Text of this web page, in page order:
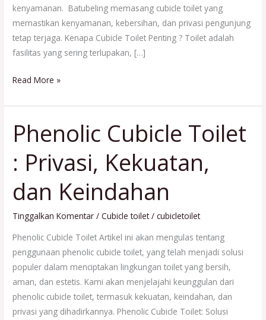
kenyamanan. Batubeling memasang cubicle toilet yang
memastikan kenyamanan, kebersihan, dan privasi pengunjung
tetap terjaga. Kenapa Cubicle Toilet Penting ? Toilet adalah
fasilitas yang sering terlupakan, […]
Read More »
Phenolic Cubicle Toilet
: Privasi, Kekuatan,
dan Keindahan
Tinggalkan Komentar /Cubicle toilet/cubicletoilet
Phenolic Cubicle Toilet Artikel ini akan mengulas tentang
penggunaan phenolic cubicle toilet, yang telah menjadi solusi
populer dalam menciptakan lingkungan toilet yang bersih,
aman, dan estetis. Kami akan menjelajahi keunggulan dari
phenolic cubicle toilet, termasuk kekuatan, keindahan, dan
privasi yang dihadirkannya. Phenolic Cubicle Toilet: Solusi
Phenolic
Cubicle
Toilet
Privasi,
Kekuatan,
dan